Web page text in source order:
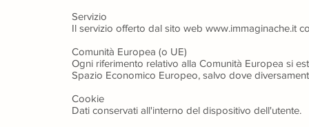
Servizio
Il servizio offerto dal sito web www.immaginache.it
Comunità Europea (o UE)
Ogni riferimento relativo alla Comunità Europea si
Spazio Economico Europeo, salvo dove
Cookie
Dati conservati all'interno del dispositivo dell'utente.